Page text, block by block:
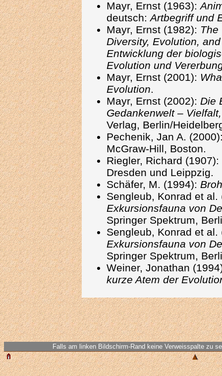
Mayr, Ernst (1963):
deutsch:Artbegriff und
Mayr, Ernst (1982): The
Diversity, Evolution,
Entwicklung der
Evolution und
Mayr, Ernst (2001):
Evolution.
Mayr, Ernst (2002): Die
Gedankenwelt –
Verlag, Berlin/
Pechenik, Jan A.
McGraw-Hill, Boston.
Riegler, Richard (1907):
Dresden und Leippzig.
Schäfer, M. (1994):
Sengleub, Konrad et
Exkursionsfauna von
Springer Spektrum,
Sengleub, Konrad et
Exkursionsfauna von
Springer Spektrum,
Weiner, Jonathan
kurze Atem der
Falls am linken Bildschirm-Rand keine Verweisspalte zu